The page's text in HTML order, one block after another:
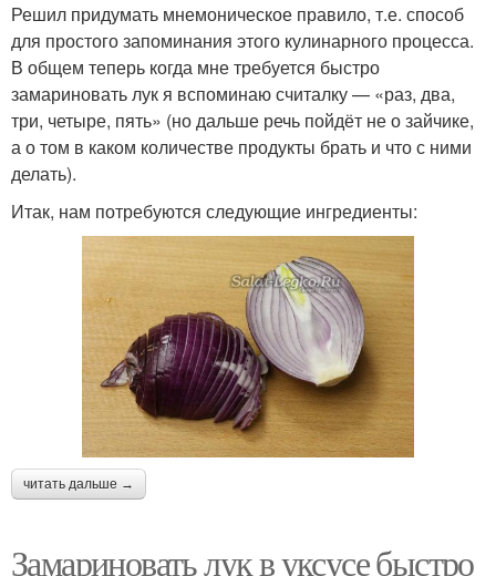
Решил придумать мнемоническое правило, т.е. способ
для простого запоминания этого кулинарного процесса.
В общем теперь когда мне требуется быстро
замариновать лук я вспоминаю считалку — «раз, два,
три, четыре, пять» (но дальше речь пойдёт не о зайчике,
а о том в каком количестве продукты брать и что с ними
делать).
Итак, нам потребуются следующие ингредиенты:
читать дальше →
Замариновать лук в уксусе быстро